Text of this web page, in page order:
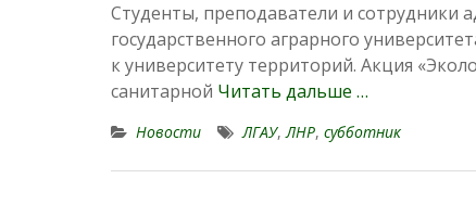
Студенты, преподаватели и сотрудники
государственного аграрного
к университету территорий. Акция
санитарной Читать дальше …
Новости ЛГАУ,ЛНР, субботник